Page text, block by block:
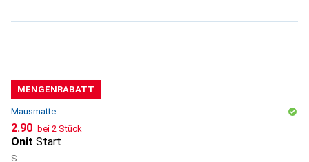
MENGENRABATT
Mausmatte
CHF
2.90 bei 2 Stück
Onit Start
S